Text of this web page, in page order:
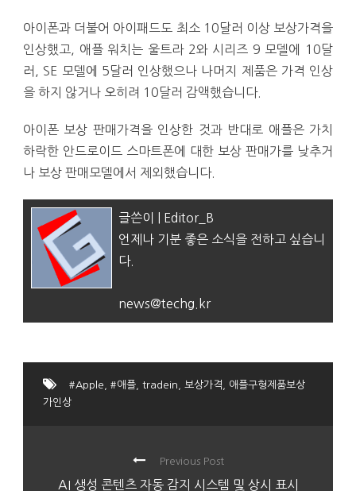
아이폰과 더불어 아이패드도 최소 10달러 이상 보상가격을
인상했고, 애플 워치는 울트라 2와 시리즈 9 모델에 10달
러, SE 모델에 5달러 인상했으나 나머지 제품은 가격 인상
을 하지 않거나 오히려 10달러 감액했습니다.
아이폰 보상 판매가격을 인상한 것과 반대로 애플은 가치
하락한 안드로이드 스마트폰에 대한 보상 판매가를 낮추거
나 보상 판매모델에서 제외했습니다.
글쓴이 | Editor_B
언제나 기분 좋은 소식을 전하고 싶습니
다.
news@techg.kr
#Apple #애플 tradein 보상가격
애플구형제품보상
가인상
Previous Post
AI 생성 콘텐츠 자동 감지 시스템 및 상시 표시